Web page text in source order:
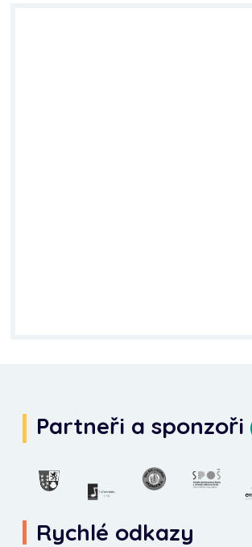
Partneři a sponzoři
Rychlé odkazy